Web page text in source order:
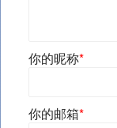
你的昵称*
你的邮箱*